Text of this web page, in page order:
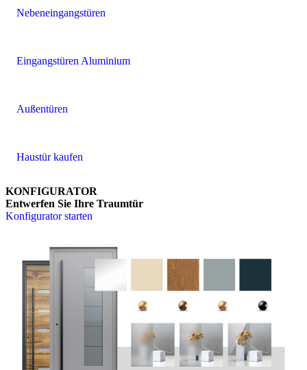
Nebeneingangstüren
Eingangstüren Aluminium
Außentüren
Haustür kaufen
KONFIGURATOR
Entwerfen Sie Ihre Traumtür
Konfigurator starten